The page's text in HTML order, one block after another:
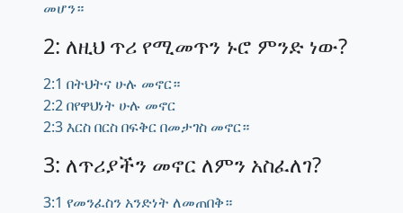
መሆን።
2: ለዚህ ጥሪ የሚመጥን ኑሮ ምንድ ነው?
2:1 በትህትና ሁሉ መኖር።
2:2 በየዋህነት ሁሉ መኖር
2:3 እርስ በርስ በፍቅር በመታገስ መኖር።
3: ለጥሪያችን መኖር ለምን አስፈለገ?
3:1 የመንፈስን አንድነት ለመጠበቅ።